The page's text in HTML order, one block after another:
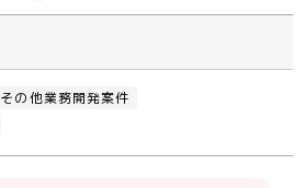
その他業務開発案件